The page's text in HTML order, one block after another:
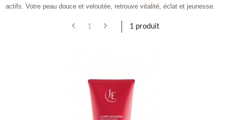
actifs. Votre peau douce et veloutée, retrouve vitalité, éclat et jeunesse.
1 1 produit